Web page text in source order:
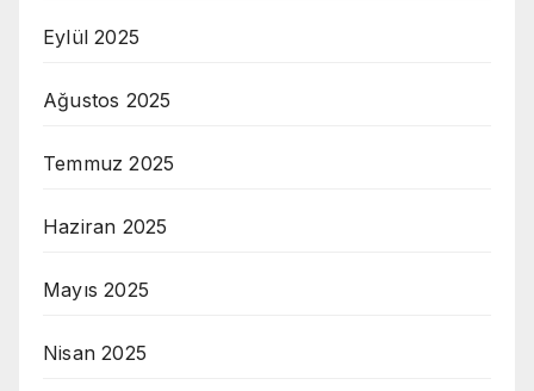
Eylül 2025
Ağustos 2025
Temmuz 2025
Haziran 2025
Mayıs 2025
Nisan 2025